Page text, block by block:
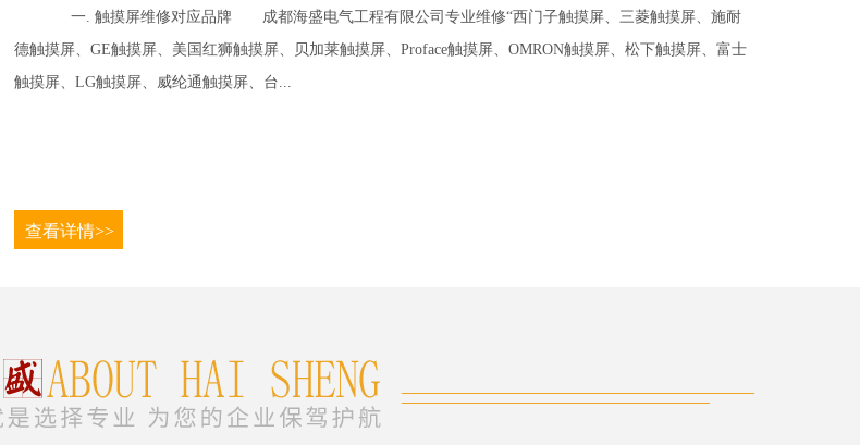
一. 触摸屏维修对应品牌 成都海盛电气工程有限公司专业维修“西门子触摸屏、三菱触摸屏、施耐
德触摸屏、GE触摸屏、美国红狮触摸屏、贝加莱触摸屏、Proface触摸屏、OMRON触摸屏、松下触摸屏、富士
触摸屏、LG触摸屏、威纶通触摸屏、台...
查看详情>>